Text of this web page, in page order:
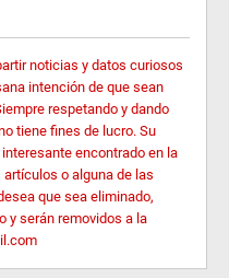
noticias y datos curiosos
intención de que sean
respetando y dando
tiene fines de lucro. Su
encontrado en la
o alguna de las
que sea eliminado,
y serán removidos a la